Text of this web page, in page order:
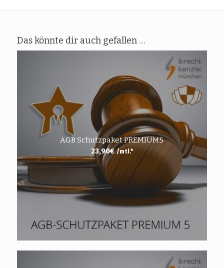
Das könnte dir auch gefallen …
AGB Schutzpaket PREMIUM5
23,90€ /mtl.*